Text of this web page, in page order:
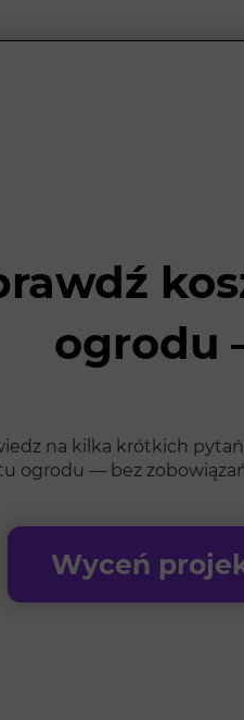
ogrodu
na kilka krótkich
ogrodu — bez
Wyceń